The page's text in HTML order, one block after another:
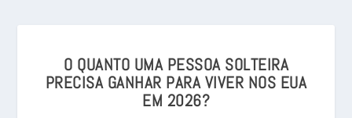
O QUANTO UMA PESSOA SOLTEIRA
PRECISA GANHAR PARA VIVER NOS EUA
EM 2026?